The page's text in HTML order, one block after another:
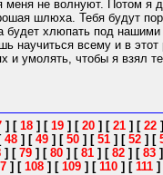
меня не волнуют. Потом я
шлюха. Тебя будут
хлюпать под
научиться всему и в
умолять, чтобы я взял
] [ 18 ] [ 19 ] [ 20 ] [ 21 ] [ 22 ]
[ 48 ] [ 49 ] [ 50 ] [ 51 ] [ 52 ] [
] [ 79 ] [ 80 ] [ 81 ] [ 82 ] [ 83 ]
] [ 108 ] [ 109 ] [ 110 ] [ 111 ]